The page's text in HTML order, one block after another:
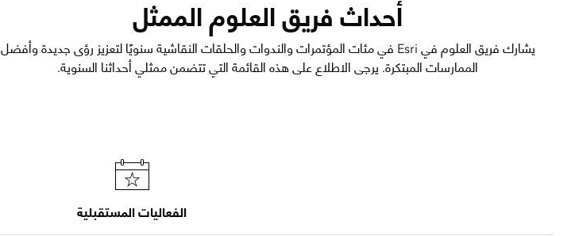
أحداث فريق العلوم الممثل
يشارك فريق العلوم في Esri في مئات المؤتمرات والندوات والحلقات النقاشية سنويًا لتعزيز رؤى جديدة وأفضل
الممارسات المبتكرة. يرجى الاطلاع على هذه القائمة التي تتضمن ممثلي أحداثنا السنوية.
الفعاليات المستقبلية